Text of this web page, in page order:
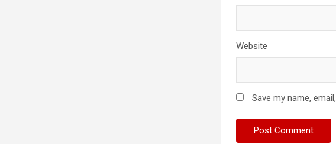
Website
Save my name,